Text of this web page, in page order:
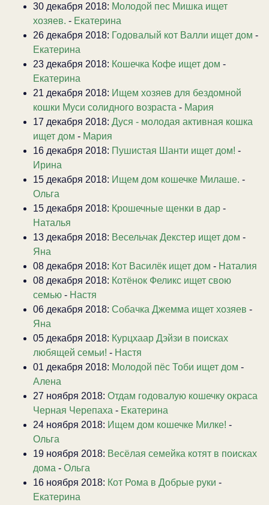
30 декабря 2018: Молодой пес Мишка ищет
хозяев. - Екатерина
26 декабря 2018: Годовалый кот Валли ищет дом -
Екатерина
23 декабря 2018: Кошечка Кофе ищет дом -
Екатерина
21 декабря 2018: Ищем хозяев для бездомной
кошки Муси солидного возраста - Мария
17 декабря 2018: Дуся - молодая активная кошка
ищет дом - Мария
16 декабря 2018: Пушистая Шанти ищет дом! -
Ирина
15 декабря 2018: Ищем дом кошечке Милаше. -
Ольга
15 декабря 2018: Крошечные щенки в дар -
Наталья
13 декабря 2018: Весельчак Декстер ищет дом -
Яна
08 декабря 2018: Кот Василёк ищет дом - Наталия
08 декабря 2018: Котёнок Феликс ищет свою
семью - Настя
06 декабря 2018: Собачка Джемма ищет хозяев -
Яна
05 декабря 2018: Курцхаар Дэйзи в поисках
любящей семьи! - Настя
01 декабря 2018: Молодой пёс Тоби ищет дом -
Алена
27 ноября 2018: Отдам годовалую кошечку окраса
Черная Черепаха - Екатерина
24 ноября 2018: Ищем дом кошечке Милке! -
Ольга
19 ноября 2018: Весёлая семейка котят в поисках
дома - Ольга
16 ноября 2018: Кот Рома в Добрые руки -
Екатерина